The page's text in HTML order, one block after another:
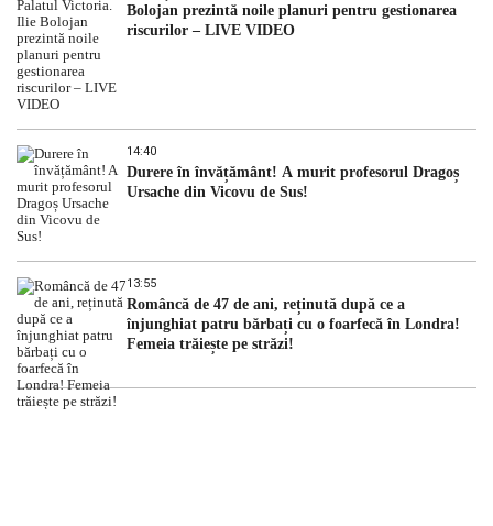
Bolojan prezintă noile planuri pentru gestionarea
riscurilor – LIVE VIDEO
14:40
Durere în învățământ! A murit profesorul Dragoș
Ursache din Vicovu de Sus!
13:55
Româncă de 47 de ani, reținută după ce a
înjunghiat patru bărbați cu o foarfecă în Londra!
Femeia trăiește pe străzi!